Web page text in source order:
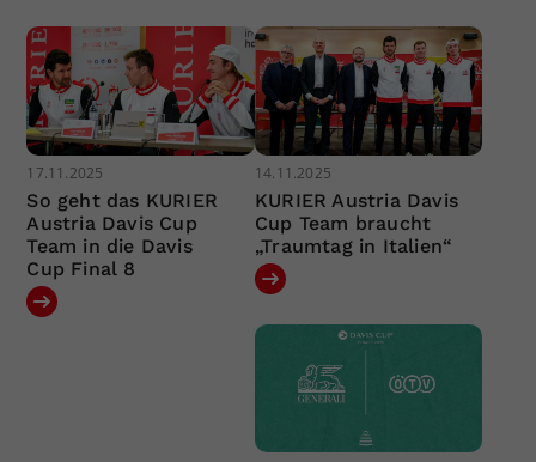
17.11.2025
So geht das KURIER
Austria Davis Cup
Team in die Davis
Cup Final 8
14.11.2025
KURIER Austria Davis
Cup Team braucht
„Traumtag in Italien“